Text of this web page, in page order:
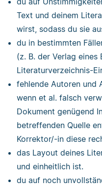
Text und deinem
wirst, sodass du sie
du in bestimmten
(z. B. der Verlag eines
Literaturverzeichnis-
fehlende Autoren und
wenn et al. falsch
Dokument genügend
betreffenden Quelle
Korrektor/-in diese
das Layout deines
und einheitlich ist.
du auf noch